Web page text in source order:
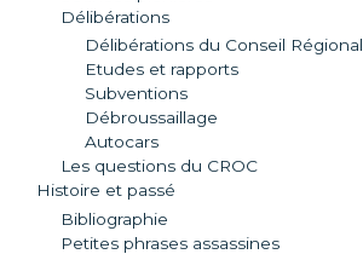
Délibérations
Délibérations du Conseil Régional
Etudes et rapports
Subventions
Débroussaillage
Autocars
Les questions du CROC
Histoire et passé
Bibliographie
Petites phrases assassines